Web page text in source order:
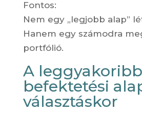
Fontos:
Nem egy „legjobb alap”
Hanem egy számodra
portfólió.
A
befektetési
választáskor